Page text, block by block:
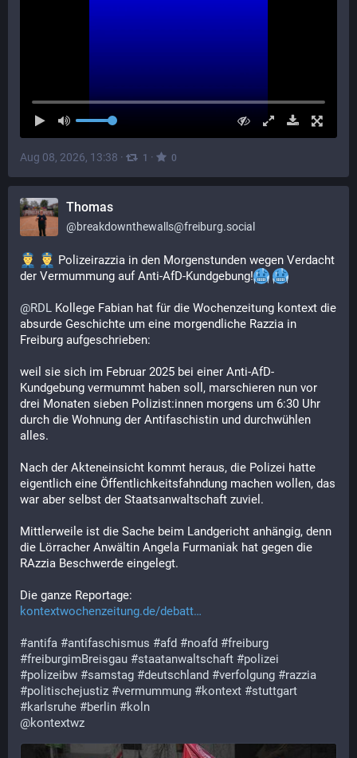
Aug 08, 2026, 13:38 · 1 · 0
Thomas
@breakdownthewalls@freiburg.social
Polizeirazzia in den Morgenstunden wegen Verdacht
der Vermummung auf Anti-AfD-Kundgebung!
@RDL Kollege Fabian hat für die Wochenzeitung kontext die
absurde Geschichte um eine morgendliche Razzia in
Freiburg aufgeschrieben:
weil sie sich im Februar 2025 bei einer Anti-AfD-
Kundgebung vermummt haben soll, marschieren nun vor
drei Monaten sieben Polizist:innen morgens um 6:30 Uhr
durch die Wohnung der Antifaschistin und durchwühlen
alles.
Nach der Akteneinsicht kommt heraus, die Polizei hatte
eigentlich eine Öffentlichkeitsfahndung machen wollen, das
war aber selbst der Staatsanwaltschaft zuviel.
Mittlerweile ist die Sache beim Landgericht anhängig, denn
die Lörracher Anwältin Angela Furmaniak hat gegen die
RAzzia Beschwerde eingelegt.
Die ganze Reportage:
kontextwochenzeitung.de/debatt
#antifa #antifaschismus #afd #noafd #freiburg
#freiburgimBreisgau #staatanwaltschaft #polizei
#polizeibw #samstag #deutschland #verfolgung #razzia
#politischejustiz #vermummung #kontext #stuttgart
#karlsruhe #berlin #koln
@kontextwz